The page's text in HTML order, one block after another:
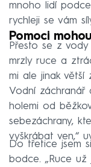
mnoho lidí
rychleji se vám
Pomoci
Přesto se z
mrzly ruce a
mi ale jinak větší
Vodní záchranář
holemi od
sebezáchrany,
vyškrábat ven,“
Do třetice jsem
bodce. „Ruce